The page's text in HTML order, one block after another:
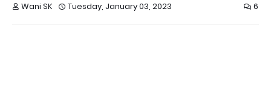
Wani SK Tuesday, January 03, 2023 6